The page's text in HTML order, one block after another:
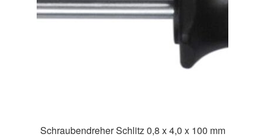
Schraubendreher Schlitz 0,8 x 4,0 x 100 mm